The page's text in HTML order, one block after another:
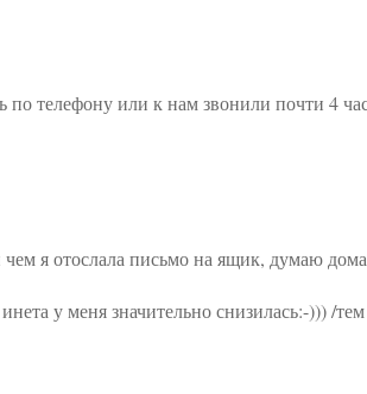
по телефону или к нам звонили почти 4
я отослала письмо на ящик, думаю
у меня значительно снизилась:-))) /